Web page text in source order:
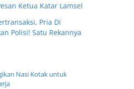
Ketua Katar Lamsel
Pria Di
Polisi! Satu Rekannya
Nasi Kotak untuk